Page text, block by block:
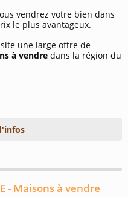
vendrez votre bien dans
le plus avantageux.
une large offre de
à vendre dans la région du
- Maisons à vendre